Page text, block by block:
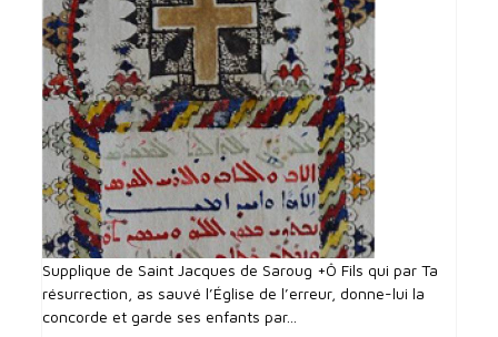
Supplique de Saint Jacques de Saroug +Ô Fils qui par Ta
résurrection, as sauvé l’Église de l’erreur, donne-lui la
concorde et garde ses enfants par...